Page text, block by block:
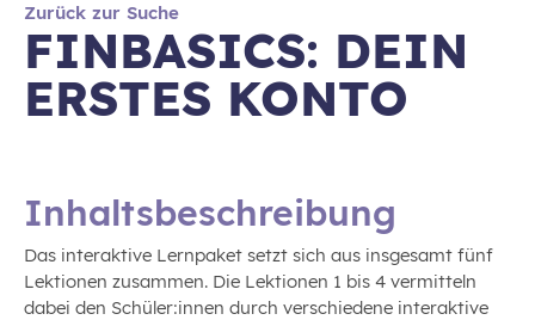
Zurück zur Suche
FINBASICS: DEIN
ERSTES KONTO
Inhaltsbeschreibung
Das interaktive Lernpaket setzt sich aus insgesamt fünf
Lektionen zusammen. Die Lektionen 1 bis 4 vermitteln
dabei den Schüler:innen durch verschiedene interaktive